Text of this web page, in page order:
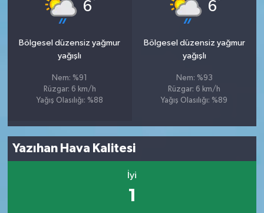
6
Bölgesel düzensiz yağmur
yağışlı
Nem: %91
Rüzgar: 6 km/h
Yağış Olasılığı: %88
6
Bölgesel düzensiz yağmur
yağışlı
Nem: %93
Rüzgar: 6 km/h
Yağış Olasılığı: %89
Yazıhan Hava Kalitesi
İyi
1